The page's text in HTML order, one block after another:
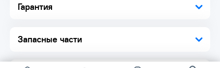
Гарантия
Запасные части